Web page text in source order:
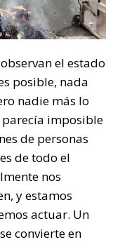
el estado
posible, nada
nadie más lo
parecía imposible
de personas
de todo el
nos
y estamos
actuar. Un
convierte en